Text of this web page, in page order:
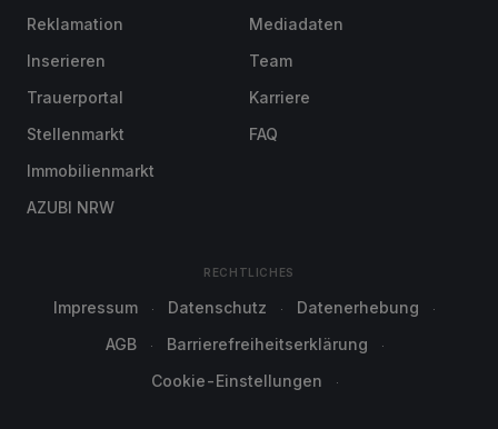
Reklamation
Inserieren
Trauerportal
Stellenmarkt
Immobilienmarkt
AZUBI NRW
Mediadaten
Team
Karriere
FAQ
RECHTLICHES
Impressum Datenschutz
Datenerhebung
AGB
Barrierefreiheitserklärung
Cookie-Einstellungen